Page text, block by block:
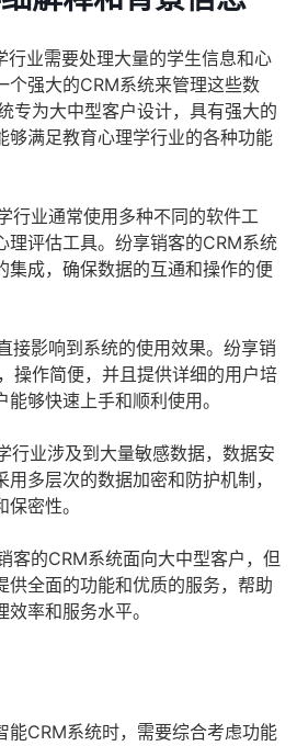
行业需要处理大量的学生信息和心
个强大的CRM系统来管理这些数
专为大中型客户设计，具有强大的
够满足教育心理学行业的各种功能
行业通常使用多种不同的软件工
理评估工具。纷享销客的CRM系统
集成，确保数据的互通和操作的便
接影响到系统的使用效果。纷享销
操作简便，并且提供详细的用户培
够快速上手和顺利使用。
行业涉及到大量敏感数据，数据安
多层次的数据加密和防护机制，
密性。
客的CRM系统面向大中型客户，但
供全面的功能和优质的服务，帮助
率和服务水平。
能CRM系统时，需要综合考虑功能